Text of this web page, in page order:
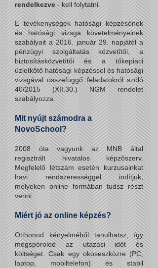
rendelkezve- kell folytatni.
E tevékenységek hatósági képzésének
és hatósági vizsga követelményeinek
szabályait a 2016. január 29. napjától a
pénzügyi szolgáltatás közvetítői, a
biztosításközvetítői és a tőkepiaci
üzletkötő hatósági képzéssel és hatósági
vizsgával összefüggő feladatokról szóló
40/2015 (XII.30.) NGM rendelet
szabályozza.
Mit nyújt számodra a
NovoSchool?
2008 óta vagyunk az MNB által
regisztrált hivatalos képzőszerv.
Megfelelő létszám esetén kurzusainkat
havi rendszerességgel indítjuk,
melyeken online formában tudsz részt
venni.
Miért jó az online képzés?
Otthonod kényelméből tanulhatsz, így
megspórolod az utazási időt és
költséget. Csak egy okoseszközre (PC,
laptop, mobiltelefon) és stabil